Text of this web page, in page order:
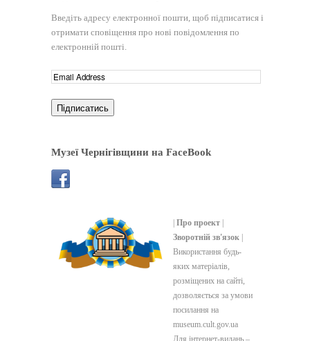
Введіть адресу електронної пошти, щоб підписатися і
отримати сповіщення про нові повідомлення по
електронній пошті.
Музеї Чернігівщини на FaceBook
Про проект
Зворотній зв'язок
Використання будь-
яких матеріалів,
розміщених на сайті,
дозволяється за умови
посилання на
museum.cult.gov.ua
Для інтернет-видань –